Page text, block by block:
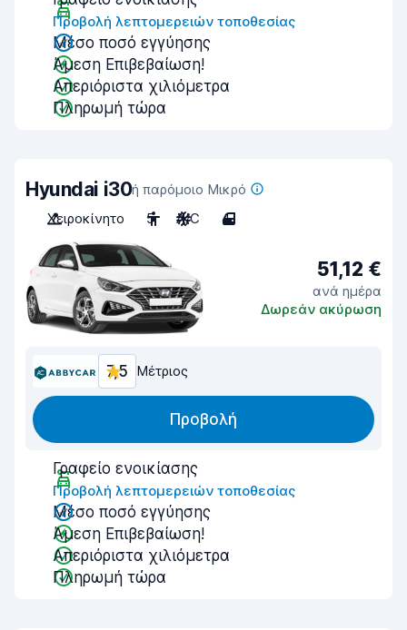
Προβολή λεπτομερειών τοποθεσίας
Μέσο ποσό εγγύησης
Άμεση Επιβεβαίωση!
Απεριόριστα χιλιόμετρα
Πληρωμή τώρα
Hyundai i30ή παρόμοιο Μικρό
Χειροκίνητο
5 A/C 4
51,12 €
ανά ημέρα
Δωρεάν ακύρωση
7,5 Μέτριος
Προβολή
Γραφείο ενοικίασης
Προβολή λεπτομερειών τοποθεσίας
Μέσο ποσό εγγύησης
Άμεση Επιβεβαίωση!
Απεριόριστα χιλιόμετρα
Πληρωμή τώρα